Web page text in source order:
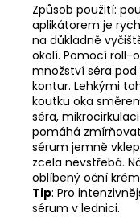
Způsob použití:
aplikátorem je
na důkladně
okolí. Pomocí roll-
množství séra
kontur. Lehkými
koutku oka
séra,
pomáhá
sérum jemně
zcela nevstřebá.
oblíbený oční
Tip: Pro
sérum v lednici.